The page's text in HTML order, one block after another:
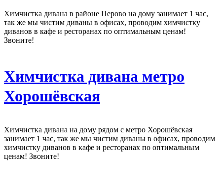
Химчистка дивана в районе Перово на дому занимает 1 час,
так же мы чистим диваны в офисах, проводим химчистку
диванов в кафе и ресторанах по оптимальным ценам!
Звоните!
Химчистка дивана метро
Хорошёвская
Химчистка дивана на дому рядом с метро Хорошёвская
занимает 1 час, так же мы чистим диваны в офисах, проводим
химчистку диванов в кафе и ресторанах по оптимальным
ценам! Звоните!